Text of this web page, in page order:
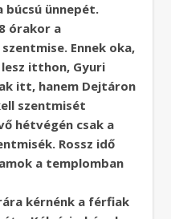
búcsú ünnepét.
órakor a
Ennek oka,
itthon, Gyuri
itt, hanem Dejtáron
szentmisét
hétvégén csak a
Rossz idő
a templomban
kérnénk a férfiak